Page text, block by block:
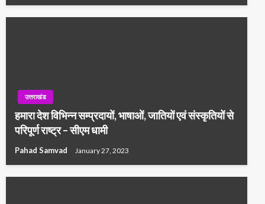
उत्तराखंड
हमारा देश विभिन्न सम्प्रदायों, भाषाओं, जातियों एवं संस्कृतियों से
परिपूर्ण राष्ट्र – सीएम धामी
Pahad Samvad January 27, 2023